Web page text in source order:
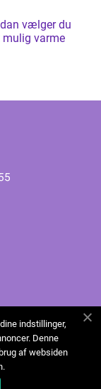
varme
indstillinger,
Denne
af websiden